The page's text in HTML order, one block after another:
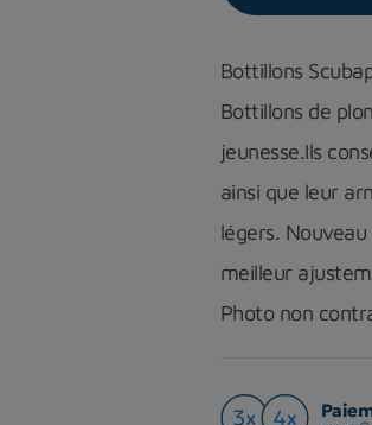
Bottillons
Bottillons de
jeunesse.Ils
ainsi que leur
légers.
meilleur
Photo non